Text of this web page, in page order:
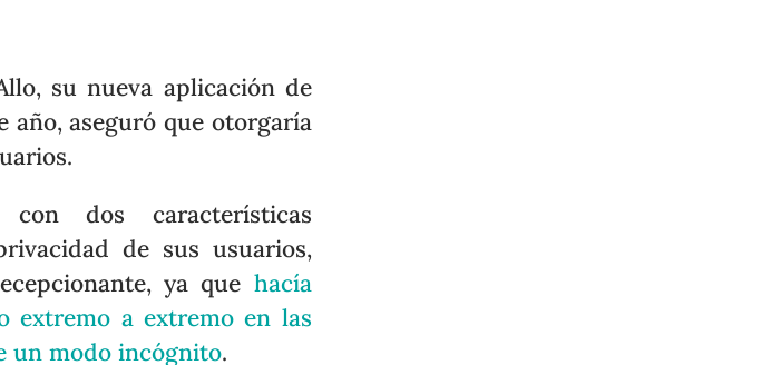
su nueva aplicación de
año, aseguró que otorgaría
dos características
de sus usuarios,
ya que hacía
extremo a extremo en las
un modo incógnito.